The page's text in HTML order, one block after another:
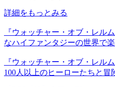
詳細をもっとみる
『ウォッチャー・オブ・レル
なハイファンタジーの世界で
『ウォッチャー・オブ・レル
100人以上のヒーローたちと冒